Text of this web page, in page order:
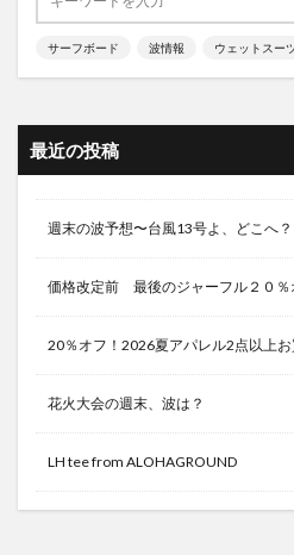
サーフボード 波情報 ウェットスー
最近の投稿
週末の波予想〜台風13号よ、どこへ？
価格改定前 最後のジャーフル２０％
20％オフ！2026夏アパレル2点以上
花火大会の週末、波は？
LH tee from ALOHAGROUND